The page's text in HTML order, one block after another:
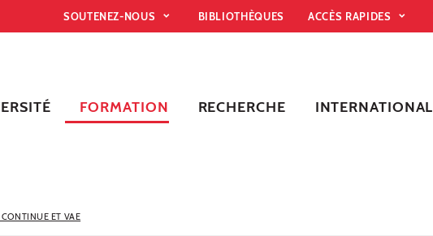
SOUTENEZ-NOUS BIBLIOTHÈQUES ACCÈS RAPIDES
FORMATION RECHERCHE INTERNATIONAL
ET VAE